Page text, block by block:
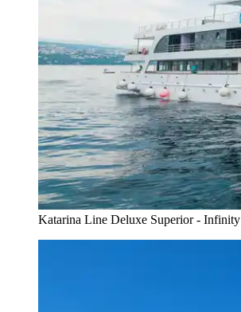
Katarina Line Deluxe Superior - Infinity